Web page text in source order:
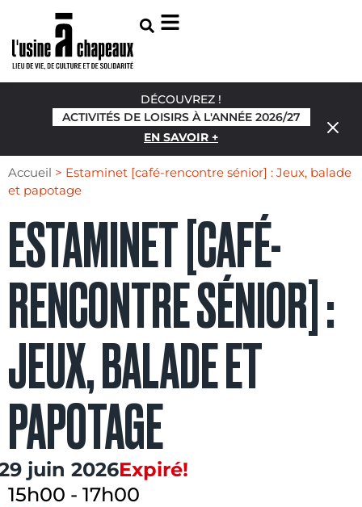
DÉCOUVREZ !
ACTIVITÉS DE LOISIRS À L'ANNÉE 2026/27
EN SAVOIR +
Accueil > Estaminet [café-rencontre sénior] : Jeux, balade
et papotage
ESTAMINET [CAFÉ-
RENCONTRE SÉNIOR] :
JEUX, BALADE ET
PAPOTAGE
juin 2026Expiré!
15h00 - 17h00